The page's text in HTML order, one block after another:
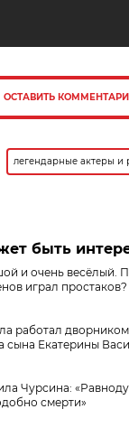
ОСТАВИТЬ
легендарные актеры и
быть
и очень весёлый.
играл простаков?
работал
сына Екатерины
Чурсина:
смерти»